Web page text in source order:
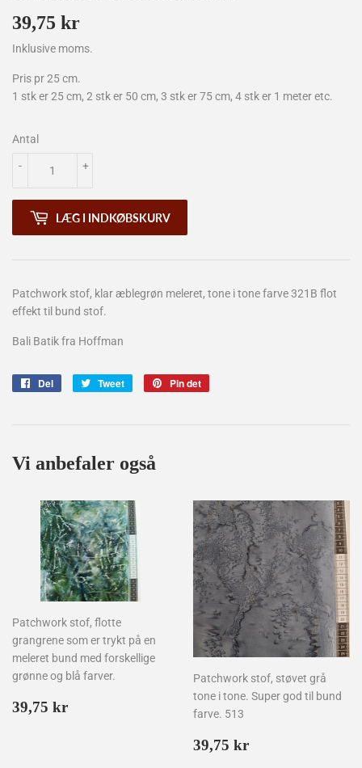
39,75 kr
kr
Inklusive moms.
Pris pr 25 cm.
1 stk er 25 cm, 2 stk er 50 cm, 3 stk er 75 cm, 4 stk er 1 meter etc.
Antal
+
-
LÆG I INDKØBSKURV
Patchwork stof, klar æblegrøn meleret, tone i tone farve 321B flot
effekt til bund stof.
Bali Batik fra Hoffman
Del Tweet
Tweet
Pin det
Vi anbefaler også
Patchwork stof, flotte
grangrene som er trykt på en
meleret bund med forskellige
grønne og blå farver.
Normalpris
39,75 kr
Patchwork stof, støvet grå
tone i tone. Super god til bund
farve. 513
Normalpris
39,75 kr